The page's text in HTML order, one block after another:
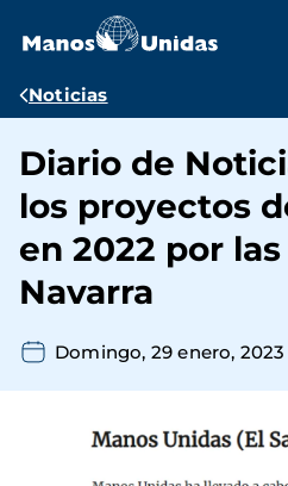
contenido
Ruta
navegación
Noticias
Diario de
los proyectos
en 2022 por
Navarra
Domingo, 29 enero, 2023